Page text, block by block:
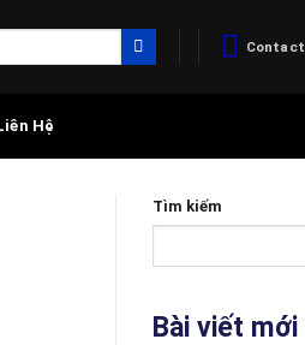
Contact
Hệ
Tìm kiếm
Bài viết mới